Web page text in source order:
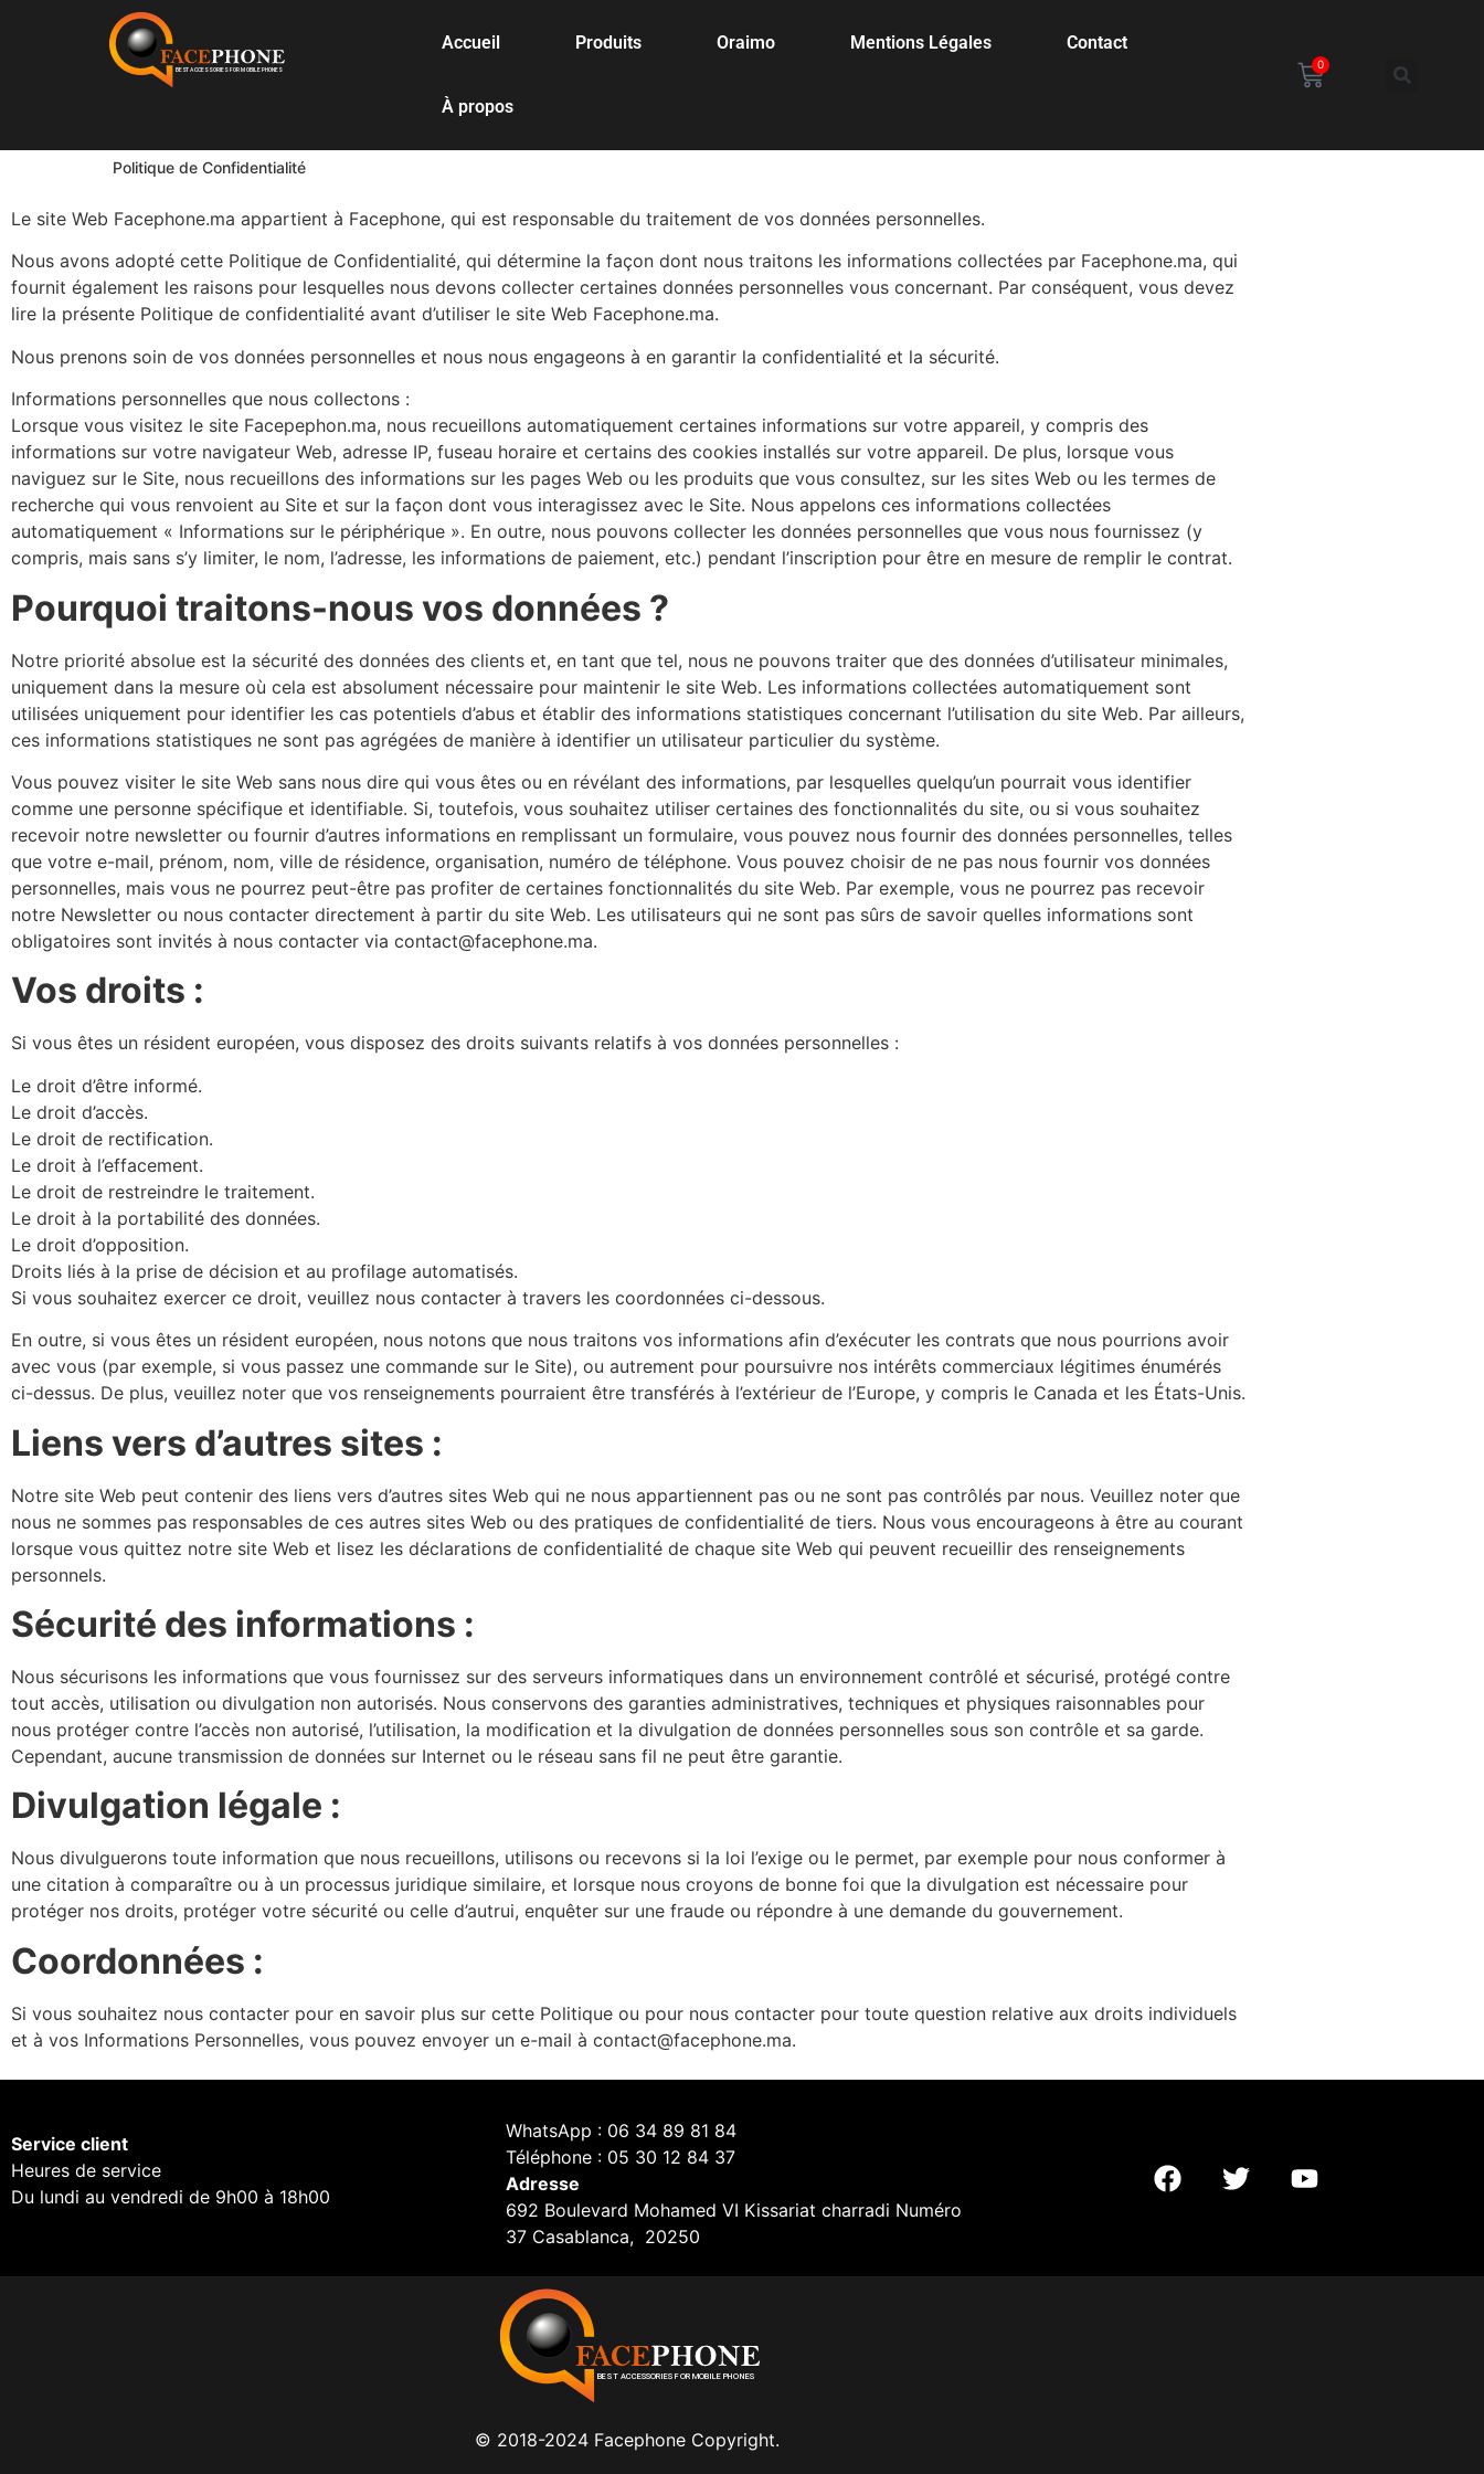
Accueil Produits Oraimo Mentions Légales Contact
À propos
0
Politique de Confidentialité
Le site Web Facephone.ma appartient à Facephone, qui est responsable du traitement de vos données personnelles.
Nous avons adopté cette Politique de Confidentialité, qui détermine la façon dont nous traitons les informations collectées par Facephone.ma, qui
fournit également les raisons pour lesquelles nous devons collecter certaines données personnelles vous concernant. Par conséquent, vous devez
lire la présente Politique de confidentialité avant d’utiliser le site Web Facephone.ma.
Nous prenons soin de vos données personnelles et nous nous engageons à en garantir la confidentialité et la sécurité.
Informations personnelles que nous collectons :
Lorsque vous visitez le site Facepephon.ma, nous recueillons automatiquement certaines informations sur votre appareil, y compris des
informations sur votre navigateur Web, adresse IP, fuseau horaire et certains des cookies installés sur votre appareil. De plus, lorsque vous
naviguez sur le Site, nous recueillons des informations sur les pages Web ou les produits que vous consultez, sur les sites Web ou les termes de
recherche qui vous renvoient au Site et sur la façon dont vous interagissez avec le Site. Nous appelons ces informations collectées
automatiquement « Informations sur le périphérique ». En outre, nous pouvons collecter les données personnelles que vous nous fournissez (y
compris, mais sans s’y limiter, le nom, l’adresse, les informations de paiement, etc.) pendant l’inscription pour être en mesure de remplir le contrat.
Pourquoi traitons-nous vos données ?
Notre priorité absolue est la sécurité des données des clients et, en tant que tel, nous ne pouvons traiter que des données d’utilisateur minimales,
uniquement dans la mesure où cela est absolument nécessaire pour maintenir le site Web. Les informations collectées automatiquement sont
utilisées uniquement pour identifier les cas potentiels d’abus et établir des informations statistiques concernant l’utilisation du site Web. Par ailleurs,
ces informations statistiques ne sont pas agrégées de manière à identifier un utilisateur particulier du système.
Vous pouvez visiter le site Web sans nous dire qui vous êtes ou en révélant des informations, par lesquelles quelqu’un pourrait vous identifier
comme une personne spécifique et identifiable. Si, toutefois, vous souhaitez utiliser certaines des fonctionnalités du site, ou si vous souhaitez
recevoir notre newsletter ou fournir d’autres informations en remplissant un formulaire, vous pouvez nous fournir des données personnelles, telles
que votre e-mail, prénom, nom, ville de résidence, organisation, numéro de téléphone. Vous pouvez choisir de ne pas nous fournir vos données
personnelles, mais vous ne pourrez peut-être pas profiter de certaines fonctionnalités du site Web. Par exemple, vous ne pourrez pas recevoir
notre Newsletter ou nous contacter directement à partir du site Web. Les utilisateurs qui ne sont pas sûrs de savoir quelles informations sont
obligatoires sont invités à nous contacter via contact@facephone.ma.
Vos droits :
Si vous êtes un résident européen, vous disposez des droits suivants relatifs à vos données personnelles :
Le droit d’être informé.
Le droit d’accès.
Le droit de rectification.
Le droit à l’effacement.
Le droit de restreindre le traitement.
Le droit à la portabilité des données.
Le droit d’opposition.
Droits liés à la prise de décision et au profilage automatisés.
Si vous souhaitez exercer ce droit, veuillez nous contacter à travers les coordonnées ci-dessous.
En outre, si vous êtes un résident européen, nous notons que nous traitons vos informations afin d’exécuter les contrats que nous pourrions avoir
avec vous (par exemple, si vous passez une commande sur le Site), ou autrement pour poursuivre nos intérêts commerciaux légitimes énumérés
ci-dessus. De plus, veuillez noter que vos renseignements pourraient être transférés à l’extérieur de l’Europe, y compris le Canada et les États-Unis.
Liens vers d’autres sites :
Notre site Web peut contenir des liens vers d’autres sites Web qui ne nous appartiennent pas ou ne sont pas contrôlés par nous. Veuillez noter que
nous ne sommes pas responsables de ces autres sites Web ou des pratiques de confidentialité de tiers. Nous vous encourageons à être au courant
lorsque vous quittez notre site Web et lisez les déclarations de confidentialité de chaque site Web qui peuvent recueillir des renseignements
personnels.
Sécurité des informations :
Nous sécurisons les informations que vous fournissez sur des serveurs informatiques dans un environnement contrôlé et sécurisé, protégé contre
tout accès, utilisation ou divulgation non autorisés. Nous conservons des garanties administratives, techniques et physiques raisonnables pour
nous protéger contre l’accès non autorisé, l’utilisation, la modification et la divulgation de données personnelles sous son contrôle et sa garde.
Cependant, aucune transmission de données sur Internet ou le réseau sans fil ne peut être garantie.
Divulgation légale :
Nous divulguerons toute information que nous recueillons, utilisons ou recevons si la loi l’exige ou le permet, par exemple pour nous conformer à
une citation à comparaître ou à un processus juridique similaire, et lorsque nous croyons de bonne foi que la divulgation est nécessaire pour
protéger nos droits, protéger votre sécurité ou celle d’autrui, enquêter sur une fraude ou répondre à une demande du gouvernement.
Coordonnées :
Si vous souhaitez nous contacter pour en savoir plus sur cette Politique ou pour nous contacter pour toute question relative aux droits individuels
et à vos Informations Personnelles, vous pouvez envoyer un e-mail à contact@facephone.ma.
Service client
Heures de service
Du lundi au vendredi de 9h00 à 18h00
WhatsApp : 06 34 89 81 84
Téléphone : 05 30 12 84 37
Adresse
692 Boulevard Mohamed VI Kissariat charradi Numéro
37 Casablanca, 20250
© 2018-2024 Facephone Copyright.